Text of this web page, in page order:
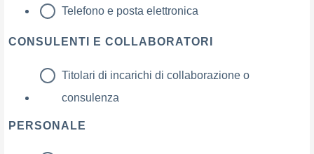
Telefono e posta elettronica
CONSULENTI E COLLABORATORI
Titolari di incarichi di collaborazione o
consulenza
PERSONALE